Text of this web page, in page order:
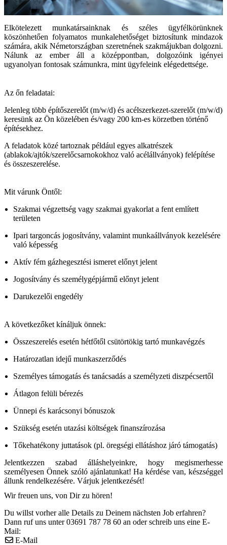
Elkötelezett munkatársainknak és széles ügyfélkörünknek
köszönhetően folyamatos munkalehetőséget biztosítunk mindazok
számára, akik Németországban szeretnének szakmájukban dolgozni.
Nálunk az ember áll a középpontban, dolgozóink igényei
ugyanolyan fontosak számunkra, mint ügyfeleink elégedettsége.
Az őn feladatai:
Jelenleg több építőszerelőt (m/w/d) és acélszerkezet-szerelőt (m/w/d)
keresünk az Ön közelében és/vagy 200 km-es körzetben történő
építésekhez.
A feladatok közé tartoznak például egyes alkatrészek
(ablakok/ajtók/szerelőcsarnokokhoz való acélállványok) felépítése
és összeszerelése.
Mit várunk Öntől:
Szakmai végzettség vagy szakmai gyakorlat a fent említett
területen
Ipari targoncás jogosítvány, valamint munkaállványok kezelésére
való képesség
Aktív fém gázhegesztési ismeret előnyt jelent
Jogosítvány és személygépjármű előnyt jelent
Darukezelői engedély
A következőket kínáljuk önnek:
Összeszerelés esetén hétfőtől csütörtökig tartó munkavégzés
Határozatlan idejű munkaszerződés
Személyes támogatás és tanácsadás a személyzeti diszpécsertől
Átlagon felüli bérezés
Ünnepi és karácsonyi bónuszok
Szükség esetén utazási költségek finanszírozása
Tőkehatékony juttatások (pl. öregségi ellátáshoz járó támogatás)
Jelentkezzen szabad álláshelyeinkre, hogy megismerhesse
személyesen Önnek szóló ajánlatunkat! Ha kérdése van, készséggel
állunk rendelkezésére. Várjuk jelentkezését!
Wir freuen uns, von Dir zu hören!
Du willst vorher alle Details zu Deinem nächsten Job erfahren?
Dann ruf uns unter 03691 787 78 60 an oder schreib uns eine E-
Mail:
E-Mail